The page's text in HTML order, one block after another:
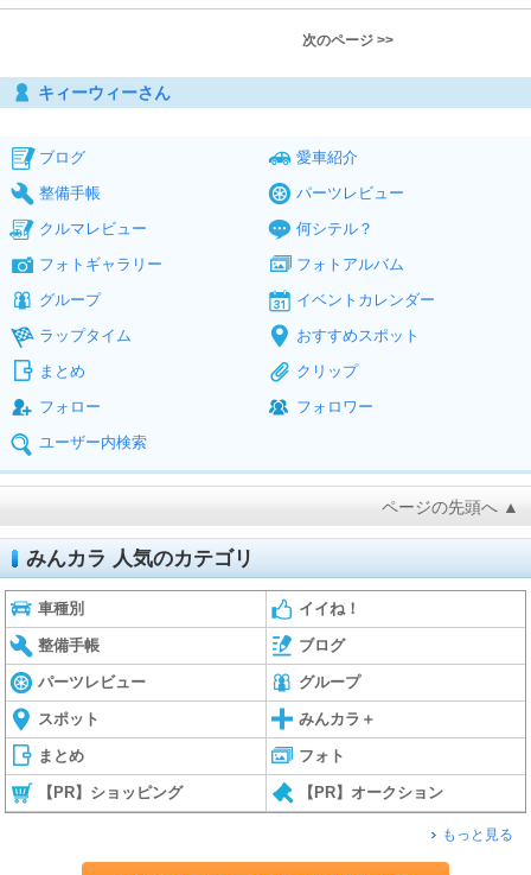
次のページ >>
キィーウィーさん
ブログ
愛車紹介
整備手帳
パーツレビュー
クルマレビュー
何シテル？
フォトギャラリー
フォトアルバム
グループ
イベントカレンダー
ラップタイム
おすすめスポット
まとめ
クリップ
フォロー
フォロワー
ユーザー内検索
ページの先頭へ ▲
みんカラ 人気のカテゴリ
車種別 イイね！
整備手帳 ブログ
パーツレビュー グループ
スポット みんカラ＋
まとめ フォト
【PR】ショッピング 【PR】オークション
もっと見る